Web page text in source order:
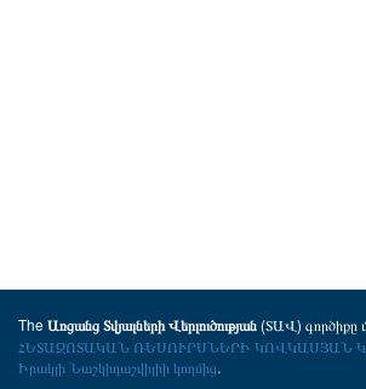
The Առցանց Տվյալների Վերլուծության(ՏԱՎ) գործիքը
ՀԵՏԱԶՈՏԱԿԱՆ ՌԵՍՈՒՐՍՆԵՐԻ ԿՈՎԿԱՍՅԱՆ
Իրակլի Նաշկիդաշվիլիի կողմից.